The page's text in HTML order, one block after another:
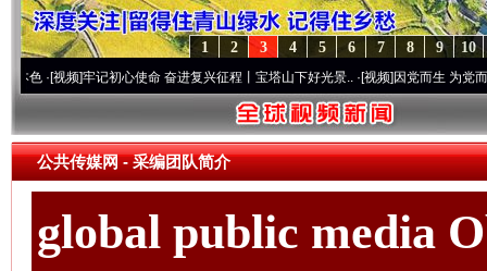
10
9
8
7
6
5
4
3
2
1
牢记初心使命 奋进复兴征程丨宝塔山下好光景..·[视频]因党而生 为党而战——百年
公共传媒网-采编团队简介
global public media